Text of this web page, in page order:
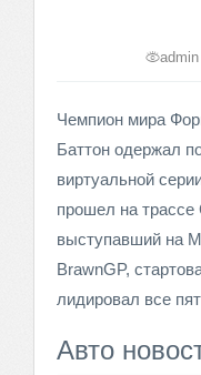
admin
Чемпион мира
Баттон одержал
виртуальной
прошел на трассе
выступавший на
BrawnGP,
лидировал все
Авто